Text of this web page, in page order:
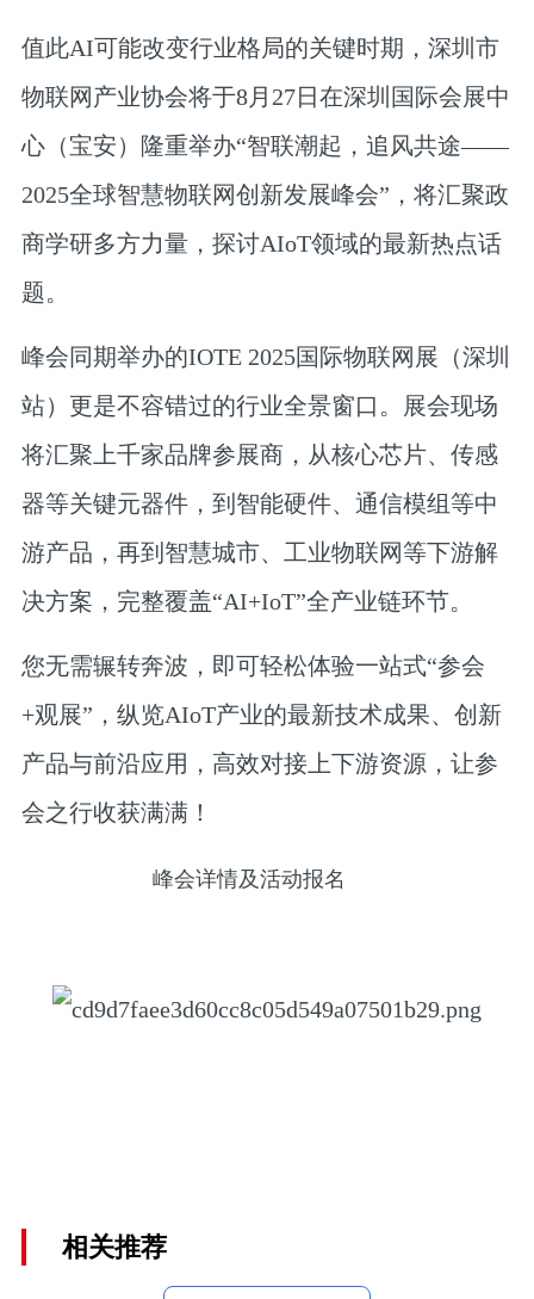
值此AI可能改变行业格局的关键时期，深圳市
物联网产业协会将于8月27日在深圳国际会展中
心（宝安）隆重举办“智联潮起，追风共途——
2025全球智慧物联网创新发展峰会”，将汇聚政
商学研多方力量，探讨AIoT领域的最新热点话
题。
峰会同期举办的IOTE 2025国际物联网展（深圳
站）更是不容错过的行业全景窗口。 展会现场
将汇聚上千家品牌参展商，从核心芯片、传感
器等关键元器件，到智能硬件、通信模组等中
游产品，再到智慧城市、工业物联网等下游解
决方案，完整覆盖“AI+IoT”全产业链环节。
您无需辗转奔波，即可轻松体验一站式“参会
+观展”， 纵览AIoT产业的最新技术成果、创新
产品与前沿应用，高效对接上下游资源，让参
会之行收获满满！
峰会详情及活动报名
相关推荐